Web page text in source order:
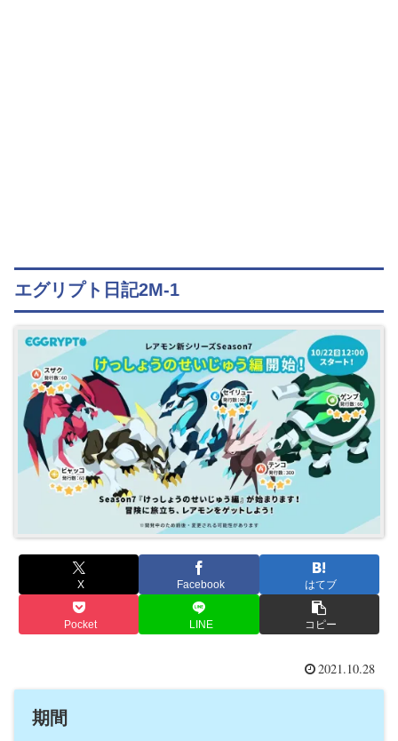
エグリプト日記2M-1
X Facebook はてブ
Pocket LINE コピー
2021.10.28
期間